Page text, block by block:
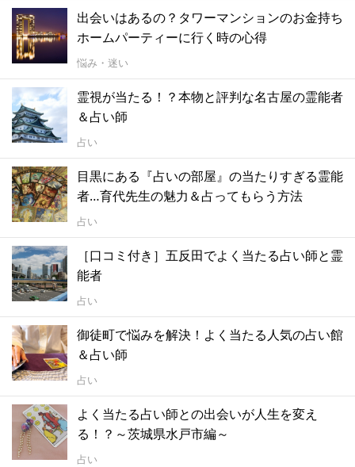
出会いはあるの？タワーマンションのお金持ち
ホームパーティーに行く時の心得
悩み・迷い
霊視が当たる！？本物と評判な名古屋の霊能者
＆占い師
占い
目黒にある『占いの部屋』の当たりすぎる霊能
者…育代先生の魅力＆占ってもらう方法
占い
［口コミ付き］五反田でよく当たる占い師と霊
能者
占い
御徒町で悩みを解決！よく当たる人気の占い館
＆占い師
占い
よく当たる占い師との出会いが人生を変え
る！？～茨城県水戸市編～
占い